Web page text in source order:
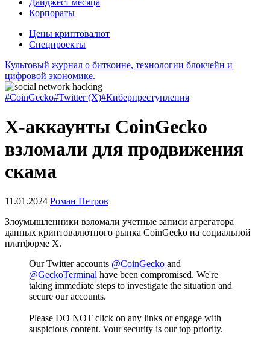
Дайджест месяца
Корпораты
Цены криптовалют
Спецпроекты
Культовый журнал о биткоине, технологии блокчейн и
цифровой экономике.
#CoinGecko#Twitter (X)#Киберпреступления
X-аккаунты CoinGecko
взломали для продвижения
скама
11.01.2024 Роман Петров
Злоумышленники взломали учетные записи агрегатора
данных криптовалютного рынка CoinGecko на социальной
платформе X.
Our Twitter accounts @CoinGecko and
@GeckoTerminal have been compromised. We're
taking immediate steps to investigate the situation and
secure our accounts.
Please DO NOT click on any links or engage with
suspicious content. Your security is our top priority.